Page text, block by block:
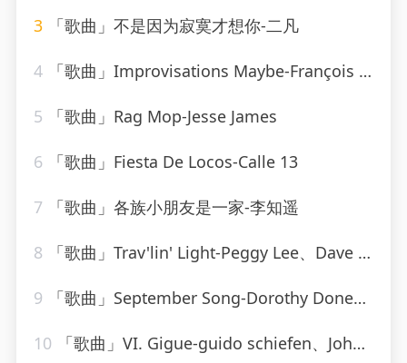
3 「歌曲」不是因为寂寞才想你-二凡
4 「歌曲」Improvisations Maybe-François Joel Thiollier
5 「歌曲」Rag Mop-Jesse James
6 「歌曲」Fiesta De Locos-Calle 13
7 「歌曲」各族小朋友是一家-李知遥
8 「歌曲」Trav'lin' Light-Peggy Lee、Dave Barbour
9 「歌曲」September Song-Dorothy Donegan
10 「歌曲」VI. Gigue-guido schiefen、Johann Sebastian Bach